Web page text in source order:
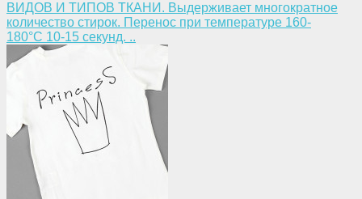
ВИДОВ И ТИПОВ ТКАНИ. Выдерживает многократное
количество стирок. Перенос при температуре 160-
180°С 10-15 секунд. ..